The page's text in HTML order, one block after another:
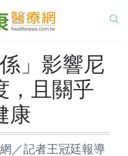
」影響尼
，且關乎
康
／記者王冠廷報導